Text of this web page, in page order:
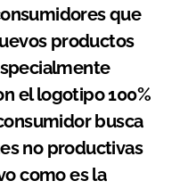
que
productos
el logotipo 100%
busca
no productivas
como es la